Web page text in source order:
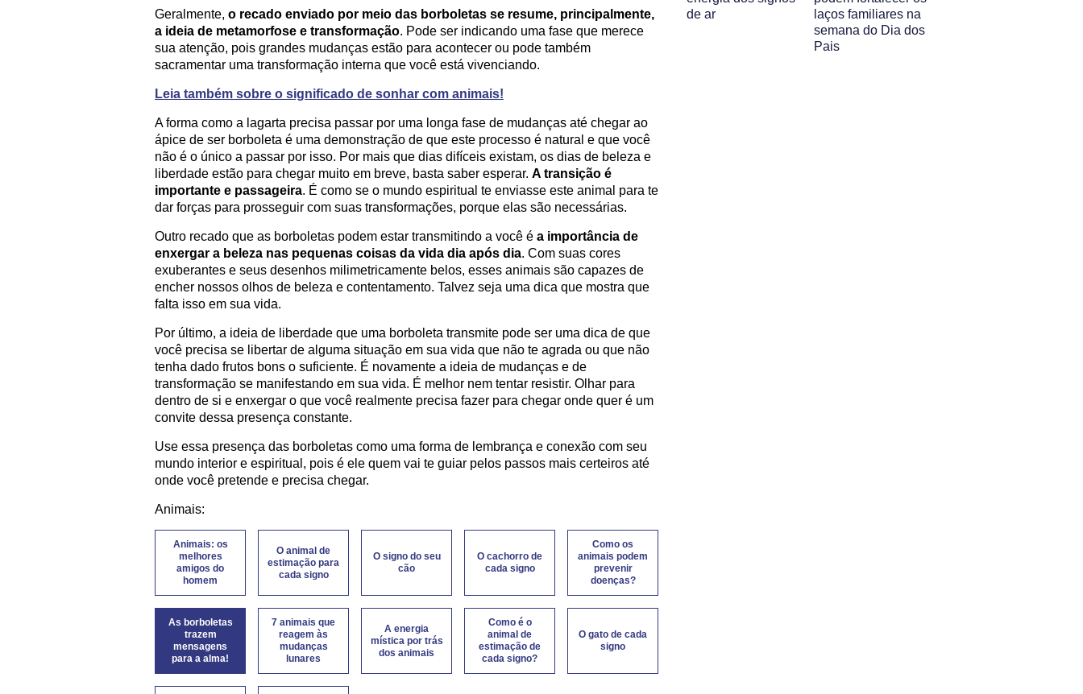
Geralmente, o recado enviado por meio das borboletas se resume, principalmente,
a ideia de metamorfose e transformação. Pode ser indicando uma fase que merece
sua atenção, pois grandes mudanças estão para acontecer ou pode também
sacramentar uma transformação interna que você está vivenciando.
Leia também sobre o significado de sonhar com animais!
A forma como a lagarta precisa passar por uma longa fase de mudanças até chegar ao
ápice de ser borboleta é uma demonstração de que este processo é natural e que você
não é o único a passar por isso. Por mais que dias difíceis existam, os dias de beleza e
liberdade estão para chegar muito em breve, basta saber esperar. A transição é
importante e passageira. É como se o mundo espiritual te enviasse este animal para te
dar forças para prosseguir com suas transformações, porque elas são necessárias.
Outro recado que as borboletas podem estar transmitindo a você é a importância de
enxergar a beleza nas pequenas coisas da vida dia após dia. Com suas cores
exuberantes e seus desenhos milimetricamente belos, esses animais são capazes de
encher nossos olhos de beleza e contentamento. Talvez seja uma dica que mostra que
falta isso em sua vida.
Por último, a ideia de liberdade que uma borboleta transmite pode ser uma dica de que
você precisa se libertar de alguma situação em sua vida que não te agrada ou que não
tenha dado frutos bons o suficiente. É novamente a ideia de mudanças e de
transformação se manifestando em sua vida. É melhor nem tentar resistir. Olhar para
dentro de si e enxergar o que você realmente precisa fazer para chegar onde quer é um
convite dessa presença constante.
Use essa presença das borboletas como uma forma de lembrança e conexão com seu
mundo interior e espiritual, pois é ele quem vai te guiar pelos passos mais certeiros até
onde você pretende e precisa chegar.
Animais:
Animais: os
melhores
amigos do
homem
O animal de
estimação para
cada signo
O signo do seu
cão
O cachorro de
cada signo
Como os
animais podem
prevenir
doenças?
As borboletas
trazem
mensagens
para a alma!
7 animais que
reagem às
mudanças
lunares
A energia
mística por trás
dos animais
Como é o
animal de
estimação de
cada signo?
O gato de cada
signo
de ar
laços familiares na
semana do Dia dos
Pais